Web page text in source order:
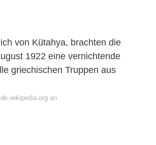
von Kütahya, brachten die
1922 eine vernichtende
griechischen Truppen aus
an